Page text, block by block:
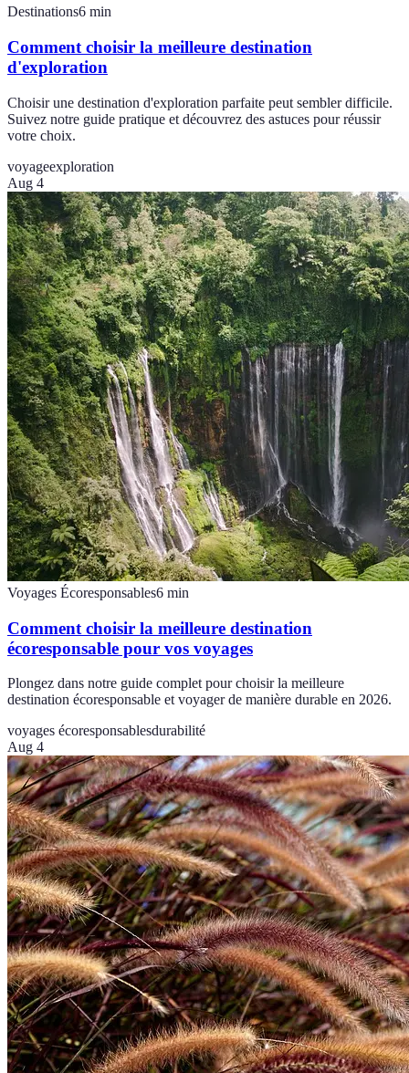
Destinations6 min
Comment choisir la meilleure destination
d'exploration
Choisir une destination d'exploration parfaite peut sembler difficile.
Suivez notre guide pratique et découvrez des astuces pour réussir
votre choix.
voyageexploration
Aug 4
Voyages Écoresponsables6 min
Comment choisir la meilleure destination
écoresponsable pour vos voyages
Plongez dans notre guide complet pour choisir la meilleure
destination écoresponsable et voyager de manière durable en 2026.
voyages écoresponsablesdurabilité
Aug 4